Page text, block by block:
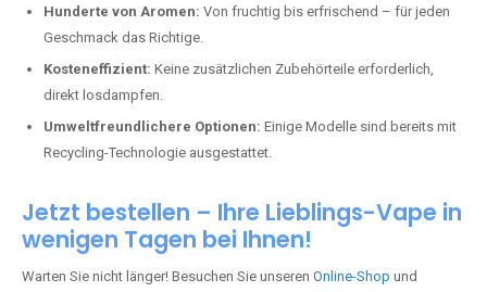
Hunderte von Aromen: Von fruchtig bis erfrischend – für jeden
Geschmack das Richtige.
Kosteneffizient: Keine zusätzlichen Zubehörteile erforderlich,
direkt losdampfen.
Umweltfreundlichere Optionen: Einige Modelle sind bereits mit
Recycling-Technologie ausgestattet.
Jetzt bestellen – Ihre Lieblings-Vape in
wenigen Tagen bei Ihnen!
Warten Sie nicht länger! Besuchen Sie unseren Online-Shop und